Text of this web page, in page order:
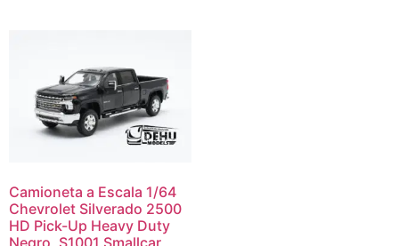
Camioneta a Escala 1/64
Chevrolet Silverado 2500
HD Pick-Up Heavy Duty